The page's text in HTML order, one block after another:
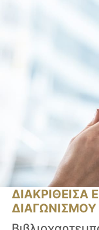
ΔΙΑΚΡΙΘΕΙΣΑ
ΔΙΑΓΩΝΙΣΜΟΥ